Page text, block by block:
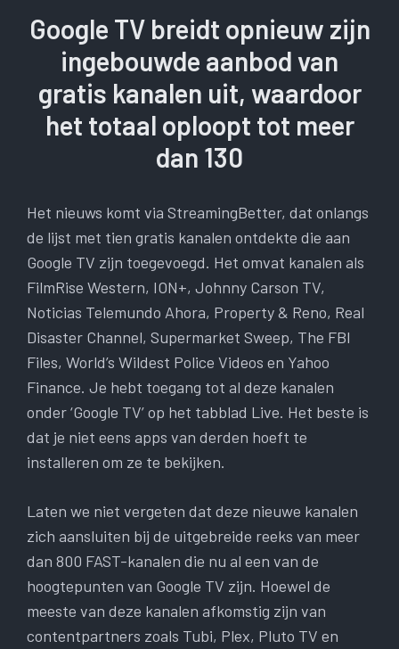
Google TV breidt opnieuw zijn
ingebouwde aanbod van
gratis kanalen uit, waardoor
het totaal oploopt tot meer
dan 130
Het nieuws komt via StreamingBetter, dat onlangs
de lijst met tien gratis kanalen ontdekte die aan
Google TV zijn toegevoegd. Het omvat kanalen als
FilmRise Western, ION+, Johnny Carson TV,
Noticias Telemundo Ahora, Property & Reno, Real
Disaster Channel, Supermarket Sweep, The FBI
Files, World’s Wildest Police Videos en Yahoo
Finance. Je hebt toegang tot al deze kanalen
onder ‘Google TV’ op het tabblad Live. Het beste is
dat je niet eens apps van derden hoeft te
installeren om ze te bekijken.
Laten we niet vergeten dat deze nieuwe kanalen
zich aansluiten bij de uitgebreide reeks van meer
dan 800 FAST-kanalen die nu al een van de
hoogtepunten van Google TV zijn. Hoewel de
meeste van deze kanalen afkomstig zijn van
contentpartners zoals Tubi, Plex, Pluto TV en